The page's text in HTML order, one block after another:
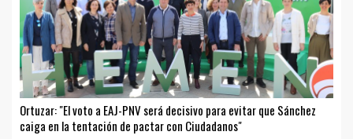
Ortuzar: "El voto a EAJ-PNV será decisivo para evitar que Sánchez
caiga en la tentación de pactar con Ciudadanos"